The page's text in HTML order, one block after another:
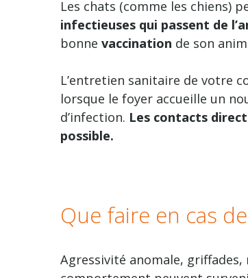
Les chats (comme les chiens)
infectieuses qui passent de
bonne vaccination de son
L’entretien sanitaire de votre
lorsque le foyer accueille un
d’infection. Les contacts
possible.
Que faire en cas
Agressivité anomale,